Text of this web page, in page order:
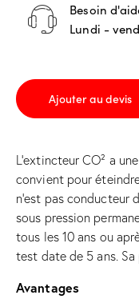
Besoin
Lundi -
Ajouter au devis
L’extincteur CO² a
convient pour
n’est pas conducteur
sous pression
tous les 10 ans ou
test date de 5 ans.
Avantages